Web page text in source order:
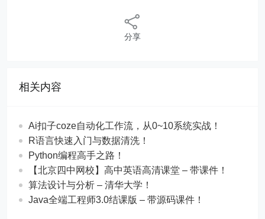
分享
相关内容
Ai扣子coze自动化工作流，从0~10系统实战！
R语言快速入门与数据清洗！
Python编程高手之路！
【北京四中网校】高中英语高清课堂 – 带课件！
算法设计与分析 – 清华大学！
Java全端工程师3.0结课版 – 带源码课件！